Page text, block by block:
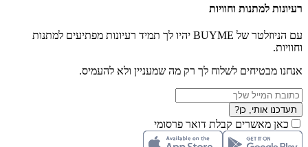
רעיונות למתנות וחוויות
עם הניוזלטר של BUYME יהיו לך תמיד רעיונות מפתיעים למתנות
וחוויות.
אנחנו מבטיחים לשלוח לך רק מה שמעניין ולא להעמיס.
תעדכנו אותי, כן?
כאן מאשרים קבלת דואר פרסומי